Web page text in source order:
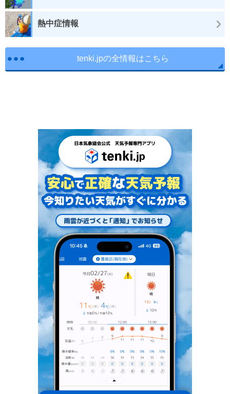
熱中症情報
tenki.jpの全情報はこちら